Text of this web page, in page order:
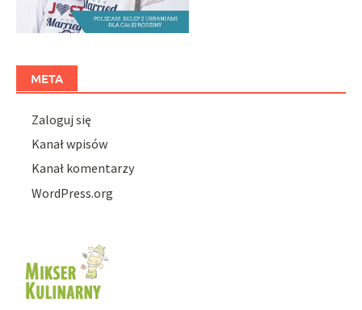
META
Zaloguj się
Kanał wpisów
Kanał komentarzy
WordPress.org